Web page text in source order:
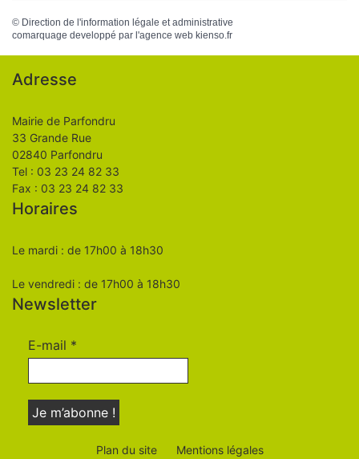
© Direction de l'information légale et administrative
comarquage developpé par l'agence web kienso.fr
Adresse
Mairie de Parfondru
33 Grande Rue
02840 Parfondru
Tel : 03 23 24 82 33
Fax : 03 23 24 82 33
Horaires
Le mardi : de 17h00 à 18h30
Le vendredi : de 17h00 à 18h30
Newsletter
E-mail *
Plan du site Mentions légales